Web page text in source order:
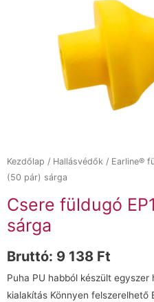
Kezdőlap / Hallásvédők / Earline®
(50 pár) sárga
Csere füldugó
sárga
Bruttó: 9 138 Ft
Puha PU habból készült
kialakítás Könnyen felszerelhető